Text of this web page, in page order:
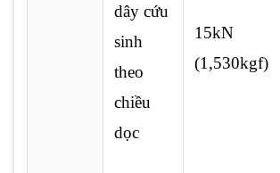
dây cứu
sinh
theo
chiều
dọc
15kN
(1,530kgf)